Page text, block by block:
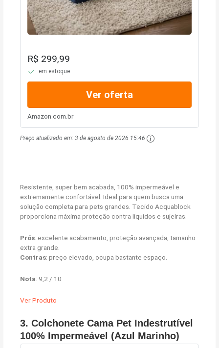
R$ 299,99
em estoque
Ver oferta
Amazon.com.br
Preço atualizado em:3 de agosto de 2026 15:46
Resistente, super bem acabada, 100% impermeável e
extremamente confortável. Ideal para quem busca uma
solução completa para pets grandes. Tecido Acquablock
proporciona máxima proteção contra líquidos e sujeiras.
Prós: excelente acabamento, proteção avançada, tamanho
extra grande.
Contras: preço elevado, ocupa bastante espaço.
Nota: 9,2 / 10
Ver Produto
3. Colchonete Cama Pet Indestrutível
100% Impermeável (Azul Marinho)